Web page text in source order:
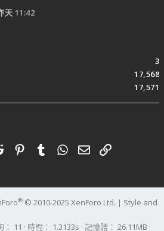
天 11:42
3
17,568
17,571
RedditPinterestTumblrWhatsApp
電子郵件
連結
® © 2010-2025 XenForo Ltd. | Style and
11 時間 1.3133s 記憶體 26.11MB